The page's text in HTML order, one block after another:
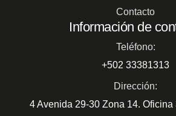
Contacto
Información de
Teléfono:
+502 33381313
Dirección:
4 Avenida 29-30 Zona 14. Oficina